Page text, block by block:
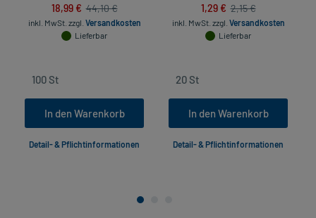
18,99 € 44,10 €
inkl. MwSt. zzgl. Versandkosten
Lieferbar
In den Warenkorb
Detail- & Pflichtinformationen
1,29 € 2,15 €
inkl. MwSt. zzgl. Versandkosten
Lieferbar
In den Warenkorb
Detail- & Pflichtinformationen